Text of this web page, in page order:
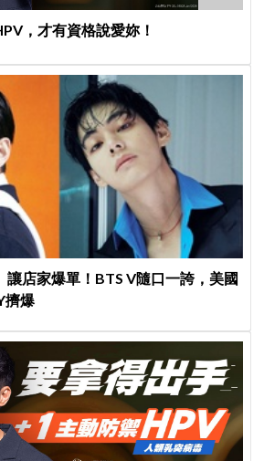
，才有資格說愛妳！
讓店家爆單！BTS V隨口一誇，美國
擠爆